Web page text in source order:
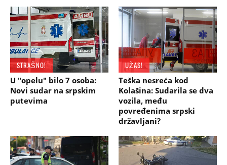
STRAŠNO!
U "opelu" bilo 7 osoba:
Novi sudar na srpskim
putevima
UŽAS!
Teška nesreća kod
Kolašina: Sudarila se dva
vozila, među
povređenima srpski
državljani?